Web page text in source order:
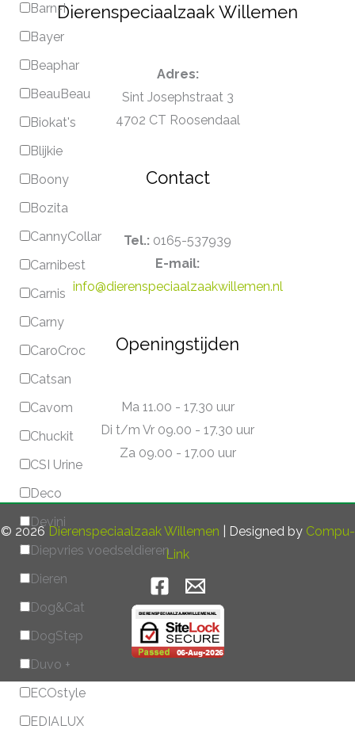
Barn-I
Bayer
Beaphar
BeauBeau
Biokat's
Blijkie
Boony
Bozita
CannyCollar
Carnibest
Carnis
Carny
CaroCroc
Catsan
Cavom
Chuckit
CSI Urine
Deco
Devini
Diepvries voedseldieren
Dieren
Dog&Cat
DogStep
Duvo +
ECOstyle
EDIALUX
Dierenspeciaalzaak Willemen
Adres:
Sint Josephstraat 3
4702 CT Roosendaal
Contact
Tel.: 0165-537939
E-mail:
info@dierenspeciaalzaakwillemen.nl
Openingstijden
Ma 11.00 - 17.30 uur
Di t/m Vr 09.00 - 17.30 uur
Za 09.00 - 17.00 uur
© 2026 Dierenspeciaalzaak Willemen | Designed by Compu-
Link